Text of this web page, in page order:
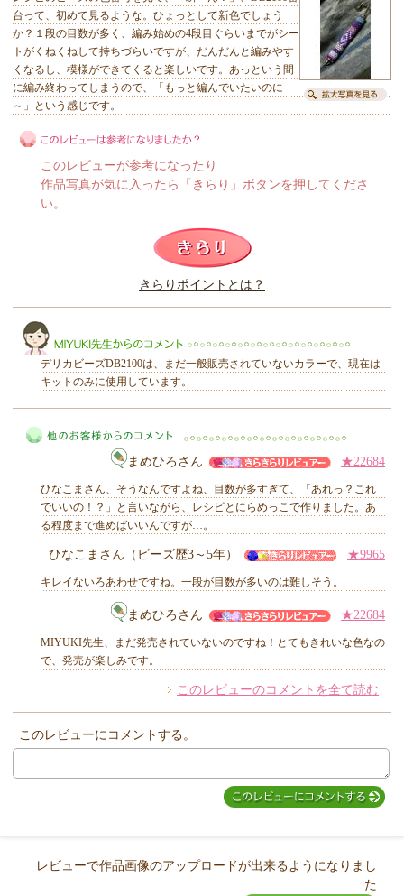
台って、初めて見るような。ひょっとして新色でしょう
か？１段の目数が多く、編み始めの4段目ぐらいまでがシー
トがくねくねして持ちづらいですが、だんだんと編みやす
くなるし、模様ができてくると楽しいです。あっという間
に編み終わってしまうので、「もっと編んでいたいのに
～」という感じです。
このレビューは参考になりましたか？
このレビューが参考になったり
作品写真が気に入ったら「きらり」ボタンを押してくださ
い。
きらりポイントとは？
MIYUKI先生からのコメント
デリカビーズDB2100は、まだ一般販売されていないカラーで、現在は
キットのみに使用しています。
他のお客様からのコメント
まめひろさん ★22684
ひなこまさん、そうなんですよね、目数が多すぎて、「あれっ？これ
でいいの！？」と言いながら、レシピとにらめっこで作りました。あ
る程度まで進めばいいんですが…。
ひなこまさん（ビーズ歴3～5年） ★9965
キレイないろあわせですね。一段が目数が多いのは難しそう。
まめひろさん ★22684
MIYUKI先生、まだ発売されていないのですね！とてもきれいな色なの
で、発売が楽しみです。
このレビューのコメントを全て読む
このレビューにコメントする。
レビューで作品画像のアップロードが出来るようになりまし
た